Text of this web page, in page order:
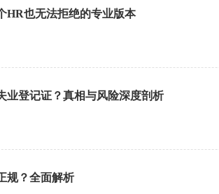
HR也无法拒绝的专业版本
业登记证？真相与风险深度剖析
规？全面解析